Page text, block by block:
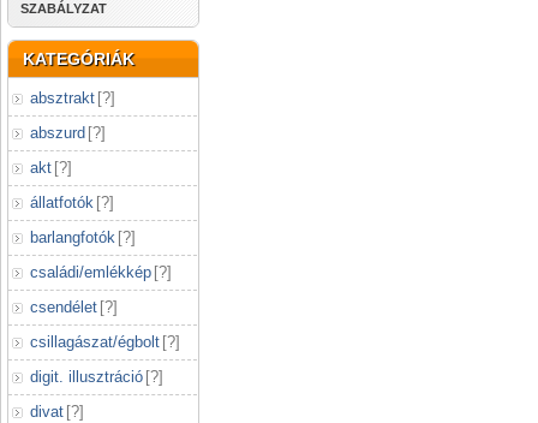
SZABÁLYZAT
KATEGÓRIÁK
absztrakt [?]
abszurd [?]
akt [?]
állatfotók [?]
barlangfotók [?]
családi/emlékkép [?]
csendélet [?]
csillagászat/égbolt [?]
digit. illusztráció [?]
divat [?]